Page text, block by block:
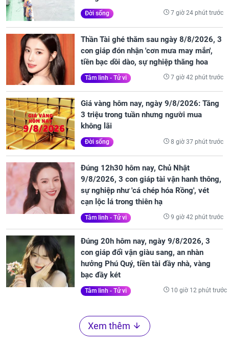
Đời sống 7 giờ 24 phút trước
Thần Tài ghé thăm sau ngày 8/8/2026, 3
con giáp đón nhận 'cơn mưa may mắn',
tiền bạc dồi dào, sự nghiệp thăng hoa
Tâm linh - Tử vi 7 giờ 42 phút trước
Giá vàng hôm nay, ngày 9/8/2026: Tăng
3 triệu trong tuần nhưng người mua
không lãi
Đời sống 8 giờ 37 phút trước
Đúng 12h30 hôm nay, Chủ Nhật
9/8/2026, 3 con giáp tài vận hanh thông,
sự nghiệp như 'cá chép hóa Rồng', vét
cạn lộc lá trong thiên hạ
Tâm linh - Tử vi 9 giờ 42 phút trước
Đúng 20h hôm nay, ngày 9/8/2026, 3
con giáp đổi vận giàu sang, an nhàn
hưởng Phú Quý, tiền tài đầy nhà, vàng
bạc đầy két
Tâm linh - Tử vi 10 giờ 12 phút trước
Xem thêm